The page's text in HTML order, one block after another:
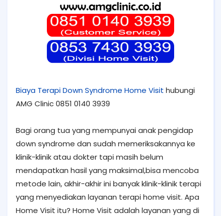
Biaya Terapi Down Syndrome Home Visit hubungi
AMG Clinic 0851 0140 3939
Bagi orang tua yang mempunyai anak pengidap
down syndrome dan sudah memeriksakannya ke
klinik-klinik atau dokter tapi masih belum
mendapatkan hasil yang maksimal,bisa mencoba
metode lain, akhir-akhir ini banyak klinik-klinik terapi
yang menyediakan layanan terapi home visit. Apa
Home Visit itu? Home Visit adalah layanan yang di